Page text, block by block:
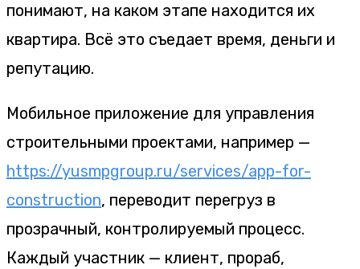
понимают, на каком этапе находится их
квартира. Всё это съедает время, деньги и
репутацию.
Мобильное приложение для управления
строительными проектами, например —
https://yusmpgroup.ru/services/app-for-
construction, переводит перегруз в
прозрачный, контролируемый процесс.
Каждый участник — клиент, прораб,